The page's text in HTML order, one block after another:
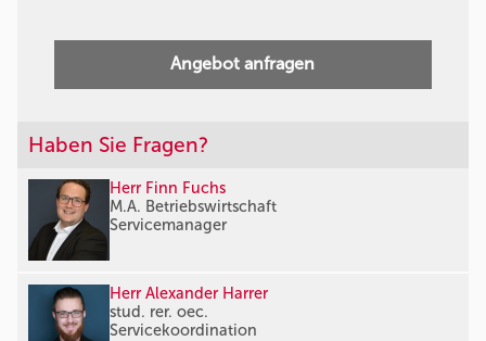
Angebot anfragen
Haben Sie Fragen?
Herr Finn Fuchs
M.A. Betriebswirtschaft
Servicemanager
Herr Alexander Harrer
stud. rer. oec.
Servicekoordination